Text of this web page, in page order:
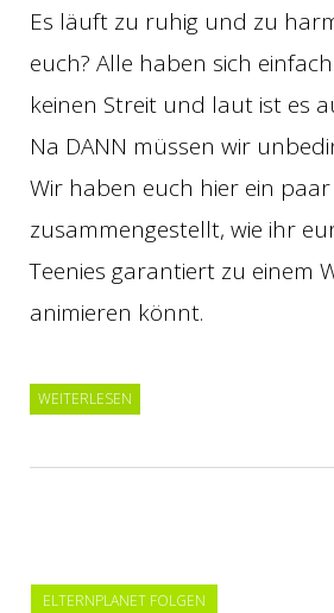
Es läuft zu ruhig und zu
euch? Alle haben sich
keinen Streit und laut ist es
Na DANN müssen wir
Wir haben euch hier ein paar
zusammengestellt, wie ihr
Teenies garantiert zu einem
animieren könnt.
WEITERLESEN
ELTERNPLANET FOLGEN